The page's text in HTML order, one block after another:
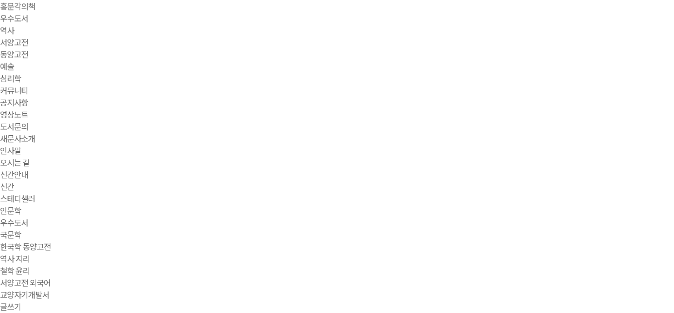
홍문각의책
우수도서
역사
서양고전
동양고전
예술
심리학
커뮤니티
공지사항
영상노트
도서문의
새문사소개
인사말
오시는 길
신간안내
신간
스테디셀러
인문학
우수도서
국문학
한국학 동양고전
역사 지리
철학 윤리
서양고전 외국어
교양자기개발서
글쓰기